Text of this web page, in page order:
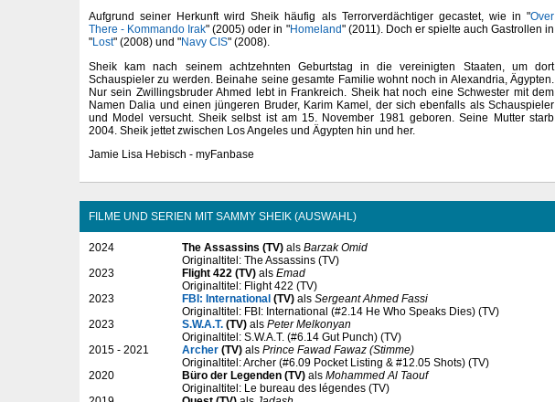
Aufgrund seiner Herkunft wird Sheik häufig als Terrorverdächtiger gecastet, wie in "Over
There - Kommando Irak" (2005) oder in "Homeland" (2011). Doch er spielte auch Gastrollen in
"Lost" (2008) und "Navy CIS" (2008).
Sheik kam nach seinem achtzehnten Geburtstag in die vereinigten Staaten, um dort
Schauspieler zu werden. Beinahe seine gesamte Familie wohnt noch in Alexandria, Ägypten.
Nur sein Zwillingsbruder Ahmed lebt in Frankreich. Sheik hat noch eine Schwester mit dem
Namen Dalia und einen jüngeren Bruder, Karim Kamel, der sich ebenfalls als Schauspieler
und Model versucht. Sheik selbst ist am 15. November 1981 geboren. Seine Mutter starb
2004. Sheik jettet zwischen Los Angeles und Ägypten hin und her.
Jamie Lisa Hebisch - myFanbase
FILME UND SERIEN MIT SAMMY SHEIK (AUSWAHL)
2024 The Assassins (TV) als Barzak Omid
Originaltitel: The Assassins (TV)
2023
Flight 422 (TV) als Emad
Originaltitel: Flight 422 (TV)
2023
FBI: International (TV) als Sergeant Ahmed Fassi
Originaltitel: FBI: International (#2.14 He Who Speaks Dies) (TV)
2023
S.W.A.T. (TV) als Peter Melkonyan
Originaltitel: S.W.A.T. (#6.14 Gut Punch) (TV)
2015 - 2021
Archer (TV) als Prince Fawad Fawaz (Stimme)
Originaltitel: Archer (#6.09 Pocket Listing & #12.05 Shots) (TV)
2020
Büro der Legenden (TV) als Mohammed Al Taouf
Originaltitel: Le bureau des légendes (TV)